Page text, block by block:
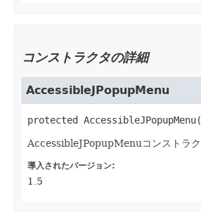
コンストラクタの詳細
AccessibleJPopupMenu
protected AccessibleJPopupMenu
AccessibleJPopupMenuコンストラク
導入されたバージョン:
1.5